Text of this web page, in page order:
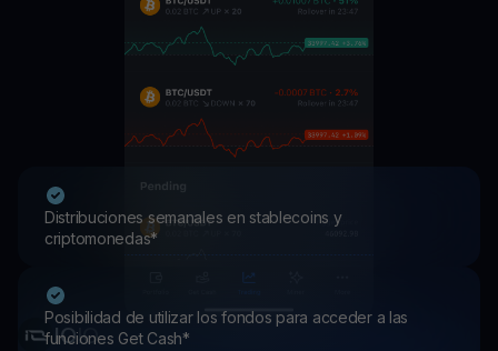
Distribuciones semanales en stablecoins y
criptomonedas*
Posibilidad de utilizar los fondos para acceder a las
funciones Get Cash*
IOIO